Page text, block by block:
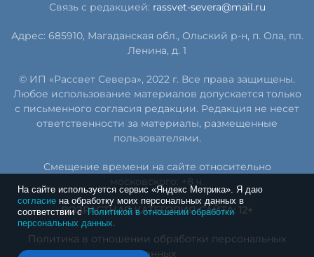
Связь с редакцией: rassvet-severa@mail.ru
Адрес: 685910, Магаданская обл., Ольский р-н, п. Ола, пл.
Ленина, д. 1
© ИП «Рассвет Севера», 2022 г. Все права защищены.
Любое использование материалов допускается только
с письменного согласия редакции. Редакция не несет
ответственности за материалы, размещенные
пользователями.
Смещение времени на сайте относительно
московского: +8 ч.
ВОЗРАСТНАЯ КАТЕГОРИЯ САЙТА: 12+
Политика в отношении обработки персональных
данных
На сайте используется сервис «Яндекс Метрика». Я даю
согласие на обработку моих персональных данных в
соответствии сПолитикой в отношении обработки
персональных данных.